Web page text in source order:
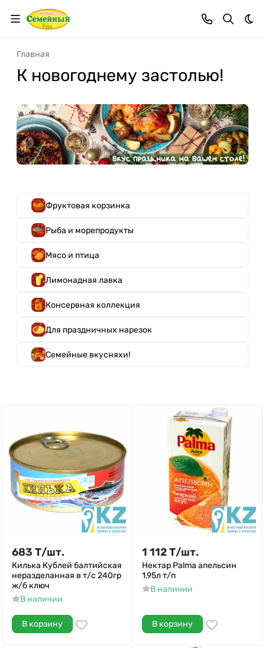
Главная
К новогоднему застолью!
Фруктовая корзинка
Рыба и морепродукты
Мясо и птица
Лимонадная лавка
Консервная коллекция
Для праздничных нарезок
Семейные вкусняхи!
683 Т/шт.
Килька Кублей балтийская
неразделанная в т/с 240гр
ж/б ключ
В наличии
В корзину
1 112Т/шт.
Нектар Palma апельсин
1,95л т/п
В наличии
В корзину